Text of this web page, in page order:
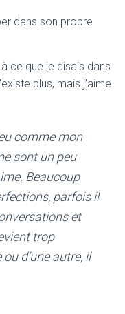
dans son propre
ce que je disais dans
plus, mais j’aime
comme mon
sont un peu
Beaucoup
parfois il
et
trop
d’une autre, il